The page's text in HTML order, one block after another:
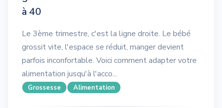
à 40
Le 3ème trimestre, c'est la ligne droite. Le bébé
grossit vite, l'espace se réduit, manger devient
parfois inconfortable. Voici comment adapter votre
alimentation jusqu'à l'acco...
Grossesse Alimentation